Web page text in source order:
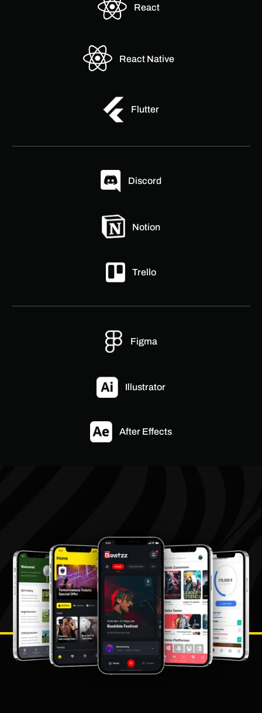
React
React Native
Flutter
Discord
Notion
Trello
Figma
Illustrator
After Effects